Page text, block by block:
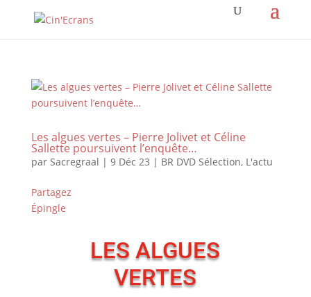
Les algues vertes – Pierre Jolivet et Céline
Sallette poursuivent l’enquête…
par Sacregraal | 9 Déc 23 | BR DVD Sélection, L'actu
Partagez
Épingle
LES ALGUES
VERTES